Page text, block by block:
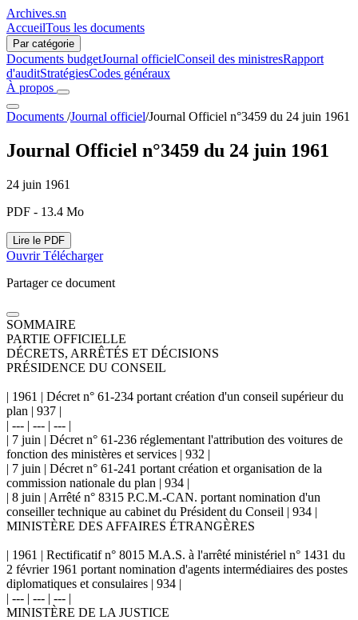
Archives.sn
AccueilTous les documents
Par catégorie
Documents budgetJournal officielConseil des ministresRapport
d'auditStratégiesCodes généraux
À propos
Documents /Journal officiel/Journal Officiel n°3459 du 24 juin 1961
Journal Officiel n°3459 du 24 juin 1961
24 juin 1961
PDF - 13.4 Mo
Lire le PDF
OuvrirTélécharger
Partager ce document
SOMMAIRE
PARTIE OFFICIELLE
DÉCRETS, ARRÊTÉS ET DÉCISIONS
PRÉSIDENCE DU CONSEIL
| 1961 | Décret n° 61-234 portant création d'un conseil supérieur du
plan | 937 |
| --- | --- | --- |
| 7 juin | Décret n° 61-236 réglementant l'attribution des voitures de
fonction des ministères et services | 932 |
| 7 juin | Décret n° 61-241 portant création et organisation de la
commission nationale du plan | 934 |
| 8 juin | Arrêté n° 8315 P.C.M.-CAN. portant nomination d'un
conseiller technique au cabinet du Président du Conseil | 934 |
MINISTÈRE DES AFFAIRES ÉTRANGÈRES
| 1961 | Rectificatif n° 8015 M.A.S. à l'arrêté ministériel n° 1431 du
2 février 1961 portant nomination d'agents intermédiaires des postes
diplomatiques et consulaires | 934 |
| --- | --- | --- |
MINISTÈRE DE LA JUSTICE